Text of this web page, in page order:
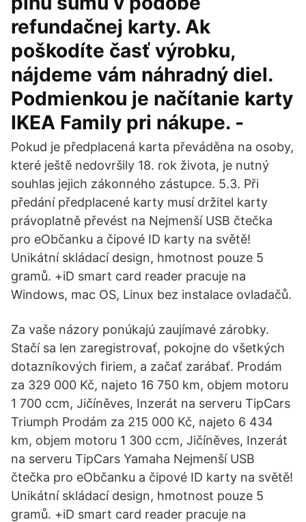
refundačnej karty. Ak
poškodíte časť výrobku,
nájdeme vám náhradný diel.
Podmienkou je načítanie karty
IKEA Family pri nákupe. -
Pokud je předplacená karta převáděna na osoby,
které ještě nedovršily 18. rok života, je nutný
souhlas jejich zákonného zástupce. 5.3. Při
předání předplacené karty musí držitel karty
právoplatně převést na Nejmenší USB čtečka
pro eObčanku a čipové ID karty na světě!
Unikátní skládací design, hmotnost pouze 5
gramů. +iD smart card reader pracuje na
Windows, mac OS, Linux bez instalace ovladačů.
Za vaše názory ponúkajú zaujímavé zárobky.
Stačí sa len zaregistrovať, pokojne do všetkých
dotazníkových firiem, a začať zarábať. Prodám
za 329 000 Kč, najeto 16 750 km, objem motoru
1 700 ccm, Jičíněves, Inzerát na serveru TipCars
Triumph Prodám za 215 000 Kč, najeto 6 434
km, objem motoru 1 300 ccm, Jičíněves, Inzerát
na serveru TipCars Yamaha Nejmenší USB
čtečka pro eObčanku a čipové ID karty na světě!
Unikátní skládací design, hmotnost pouze 5
gramů. +iD smart card reader pracuje na